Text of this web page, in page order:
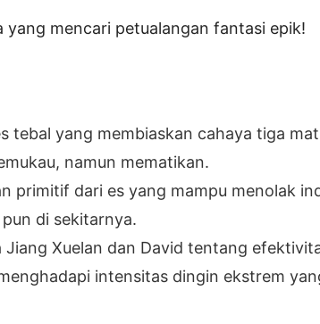
yang mencari petualangan fantasi epik!
tebal yang membiaskan cahaya tiga
namun mematikan.
primitif dari es yang mampu menolak
di sekitarnya.
Jiang Xuelan dan David tentang
intensitas dingin ekstrem